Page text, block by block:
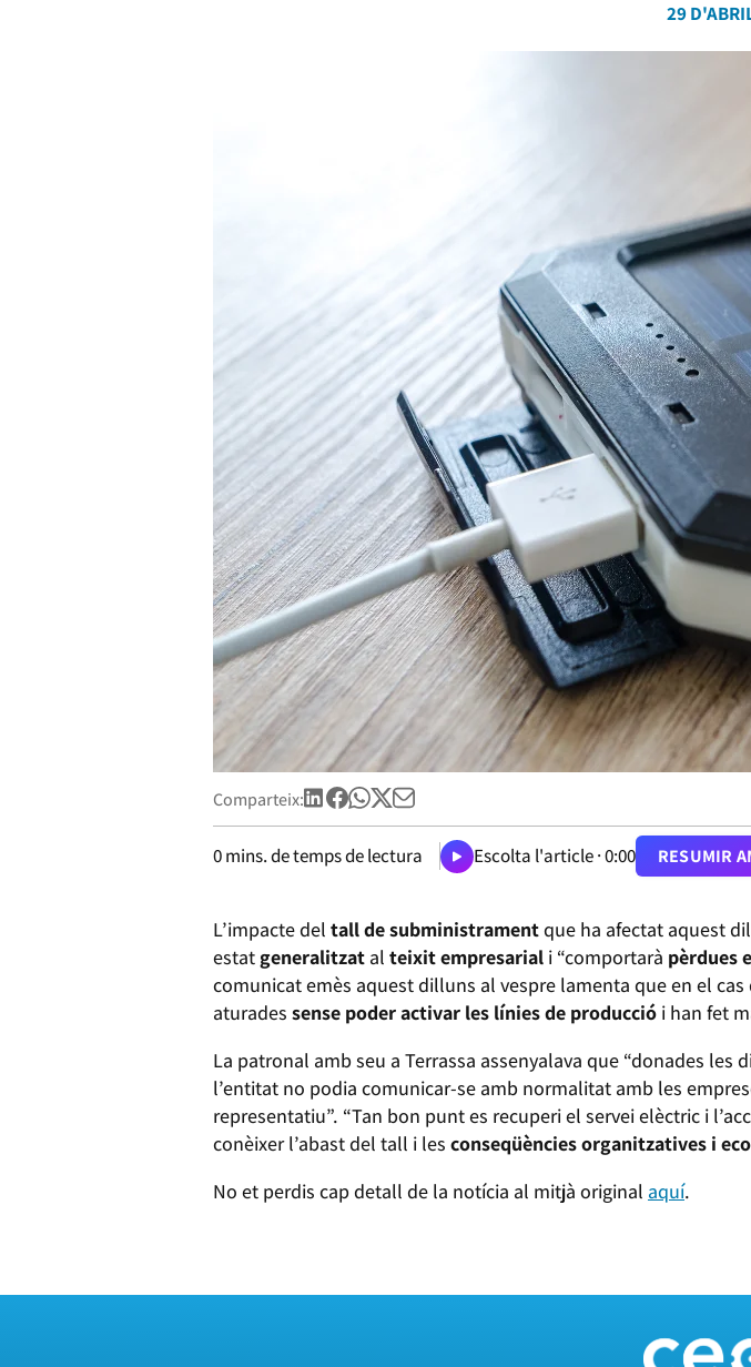
29
Comparteix:
0mins. de temps de lectura Escolta l'article ·0:00 RESUMIR
L’impacte del tall de subministramentque ha afectat aquest
estat generalitzat al teixit empresarial i “comportarà pèrdues
comunicat emès aquest dilluns al vespre lamenta que en el cas
aturades sense poder activar les línies de producció i han fet
La patronal amb seu a Terrassa assenyalava que “donades
l’entitat no podia comunicar-se amb normalitat amb les
representatiu”. “Tan bon punt es recuperi el servei elèctric i
conèixer l’abast del tall i les conseqüències organitzatives i
No et perdis cap detall de la notícia al mitjà original aquí.